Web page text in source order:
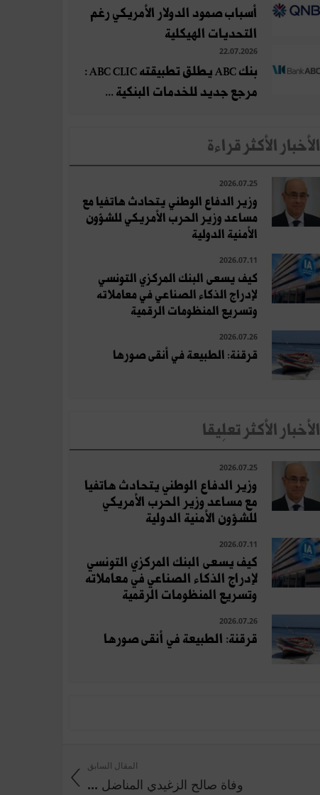
أسباب صمود الدولار الأمريكي رغم
التحديات الهيكلية
22.07.2026
بنك ABC يطلق تطبيقته ABC CLIC :
مرجع جديد للخدمات البنكية ...
الأخبار الأكثر قراءة
2026.07.25
وزير الدفاع الوطني يتحادث هاتفيا مع
مساعد وزير الحرب الأمريكي للشؤون
الأمنية الدولية
2026.07.11
كيف يسعى البنك المركزي التونسي
لإدراج الذكاء الصناعي في معاملاته
وتسريع المنظومات الرقمية
2026.07.26
قرقنة: الطبيعة في أنقى صورها
الأخبار الأكثر تعلِيقا
2026.07.25
وزير الدفاع الوطني يتحادث هاتفيا
مع مساعد وزير الحرب الأمريكي
للشؤون الأمنية الدولية
2026.07.11
كيف يسعى البنك المركزي التونسي
لإدراج الذكاء الصناعي في معاملاته
وتسريع المنظومات الرقمية
2026.07.26
قرقنة: الطبيعة في أنقى صورها
المقال السابق
وفاة صالح الزغيدي المناضل ...